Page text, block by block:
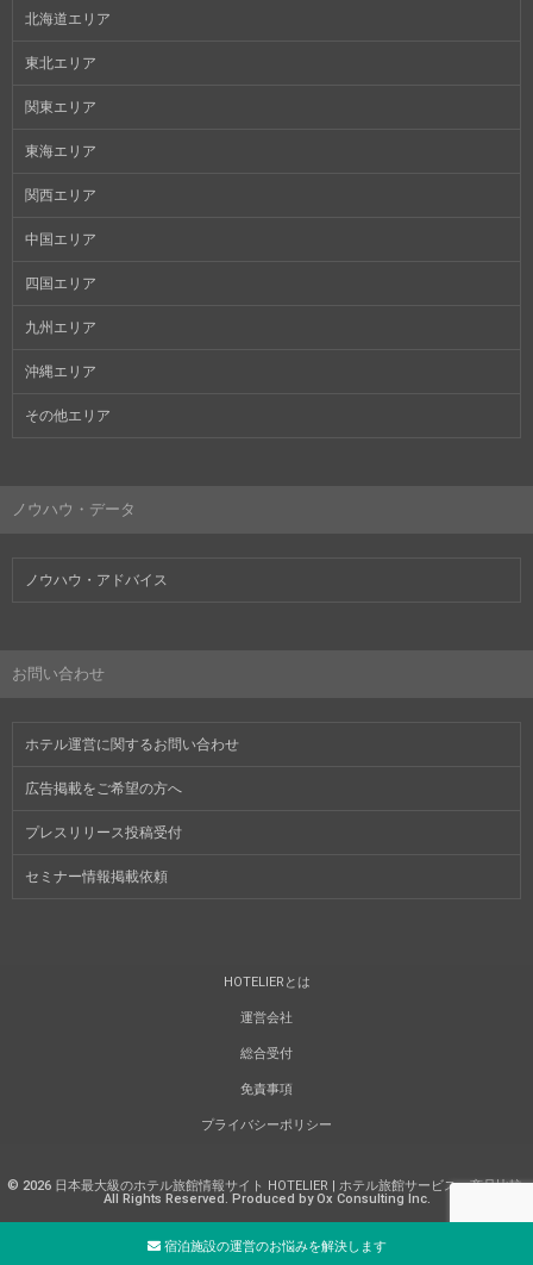
北海道エリア
東北エリア
関東エリア
東海エリア
関西エリア
中国エリア
四国エリア
九州エリア
沖縄エリア
その他エリア
ノウハウ・データ
ノウハウ・アドバイス
お問い合わせ
ホテル運営に関するお問い合わせ
広告掲載をご希望の方へ
プレスリリース投稿受付
セミナー情報掲載依頼
HOTELIERとは
運営会社
総合受付
免責事項
プライバシーポリシー
© 2026 日本最大級のホテル旅館情報サイト HOTELIER | ホテル旅館サービス・商品比較.
All Rights Reserved. Produced by Ox Consulting Inc.
宿泊施設の運営のお悩みを解決します